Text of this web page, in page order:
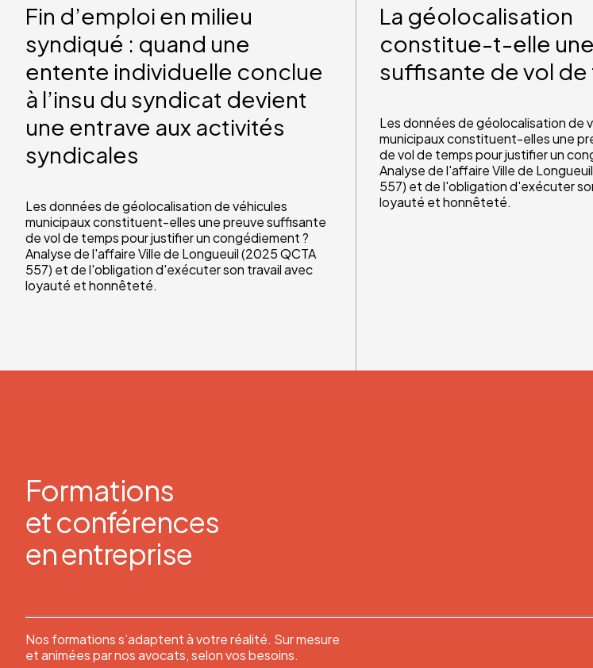
Fin d’emploi en milieu
syndiqué : quand une
entente individuelle conclue
à l’insu du syndicat devient
une entrave aux activités
syndicales
Les données de géolocalisation de véhicules
municipaux constituent-elles une preuve suffisante
de vol de temps pour justifier un congédiement ?
Analyse de l'affaire Ville de Longueuil (2025 QCTA
557) et de l'obligation d'exécuter son travail avec
loyauté et honnêteté.
La géolocalisation
constitue-t-elle
suffisante de vol de
Les données de géolocalisation de
municipaux constituent-elles une
de vol de temps pour justifier un
Analyse de l'affaire Ville de
557) et de l'obligation d'exécuter
loyauté et honnêteté.
Formations
et conférences
en entreprise
Nos formations s’adaptent à votre réalité. Sur mesure
et animées par nos avocats, selon vos besoins.